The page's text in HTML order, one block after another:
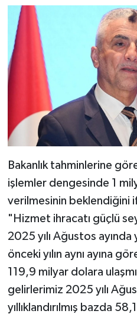
Bakanlık tahminlerine
işlemler dengesinde 1
verilmesinin beklendiğini
"Hizmet ihracatı güçlü
2025 yılı Ağustos ayında
önceki yılın aynı ayına
119,9 milyar dolara
gelirlerimiz 2025 yılı
yıllıklandırılmış bazda